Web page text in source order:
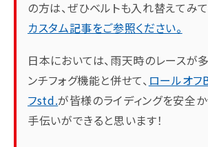
の方は、ぜひベルトも入れ替えてみて
カスタム記事をご参照ください。
日本においては、雨天時のレースが
ンチフォグ機能と併せて、 ロールオフ
フstd.が皆様のライディングを安全
手伝いができると思います！